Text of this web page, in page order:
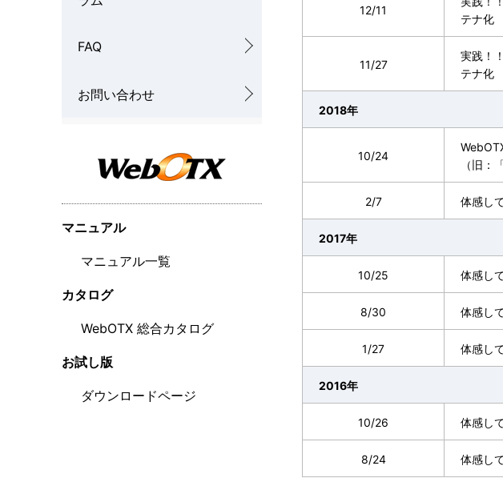
FAQ
お問い合わせ
マニュアル
マニュアル一覧
カタログ
WebOTX 総合カタログ
お試し版
ダウンロードページ
12/11
テナ化
11/27
実践！
テナ化
2018年
10/24
（旧
2/7 体感し
2017年
10/25 体感し
8/30 体感し
1/27 体感し
2016年
10/26 体感し
8/24 体感し